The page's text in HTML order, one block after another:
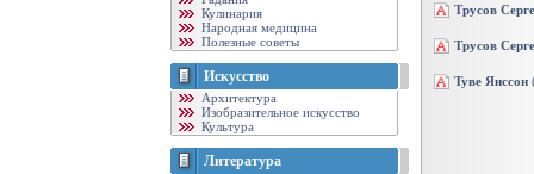
Кулинария
Народная медицина
Полезные советы
Искусство
Архитектура
Изобразительное искусство
Культура
Литература
Трусов
Трусов
Туве Янссон